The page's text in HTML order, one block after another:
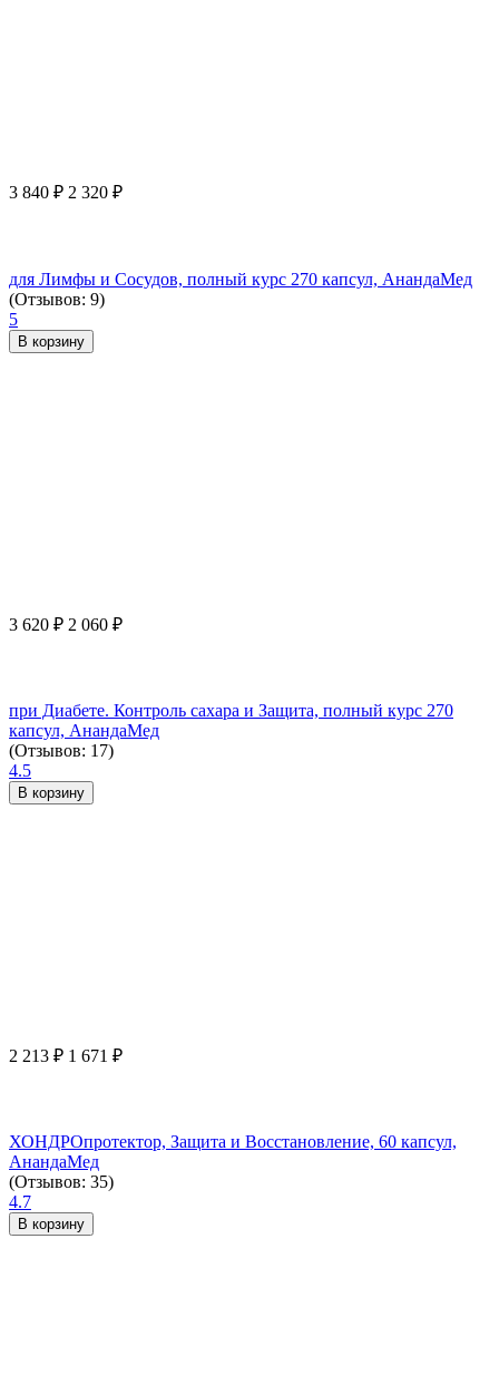
3 840 ₽ 2 320 ₽
для Лимфы и Сосудов, полный курс 270 капсул, АнандаМед
(Отзывов: 9)
5
В корзину
3 620 ₽ 2 060 ₽
при Диабете. Контроль сахара и Защита, полный курс 270
капсул, АнандаМед
(Отзывов: 17)
4.5
В корзину
2 213 ₽ 1 671 ₽
ХОНДРОпротектор, Защита и Восстановление, 60 капсул,
АнандаМед
(Отзывов: 35)
4.7
В корзину